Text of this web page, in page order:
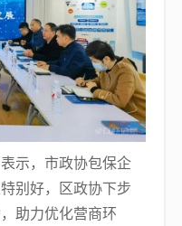
示，市政协包保企
别好，区政协下步
助力优化营商环